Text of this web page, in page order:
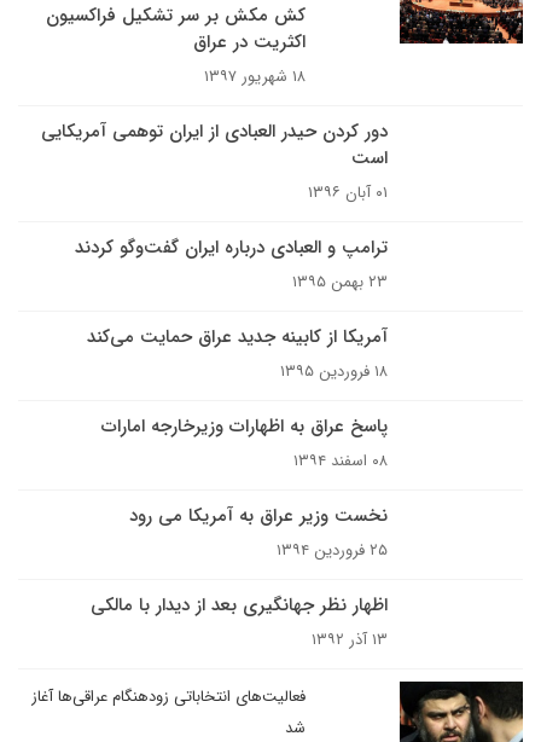
کش مکش بر سر تشکیل فراکسیون
اکثریت در عراق
۱۸ شهریور ۱۳۹۷
دور کردن حیدر العبادی از ایران توهمی آمریکایی
است
۰۱ آبان ۱۳۹۶
ترامپ و العبادی درباره ایران گفت‌وگو کردند
۲۳ بهمن ۱۳۹۵
آمریکا از کابینه جدید عراق حمایت می‌کند
۱۸ فروردین ۱۳۹۵
پاسخ عراق به اظهارات وزیرخارجه امارات
۰۸ اسفند ۱۳۹۴
نخست وزیر عراق به آمریکا می رود
۲۵ فروردین ۱۳۹۴
اظهار نظر جهانگیری بعد از دیدار با مالکی
۱۳ آذر ۱۳۹۲
فعالیت‌های انتخاباتی زودهنگام عراقی‌ها آغاز
شد